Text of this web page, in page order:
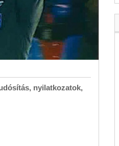
nyilatkozatok,